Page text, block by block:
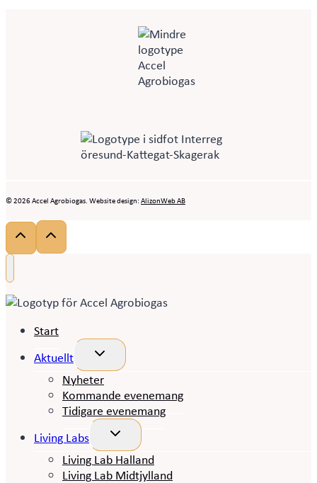
© 2026 Accel Agrobiogas. Website design: AlizonWeb AB
Start
Aktuellt
Toggle
menu
Nyheter
Kommande evenemang
Tidigare evenemang
Living Labs
Toggle
menu
Living Lab Halland
Living Lab Midtjylland